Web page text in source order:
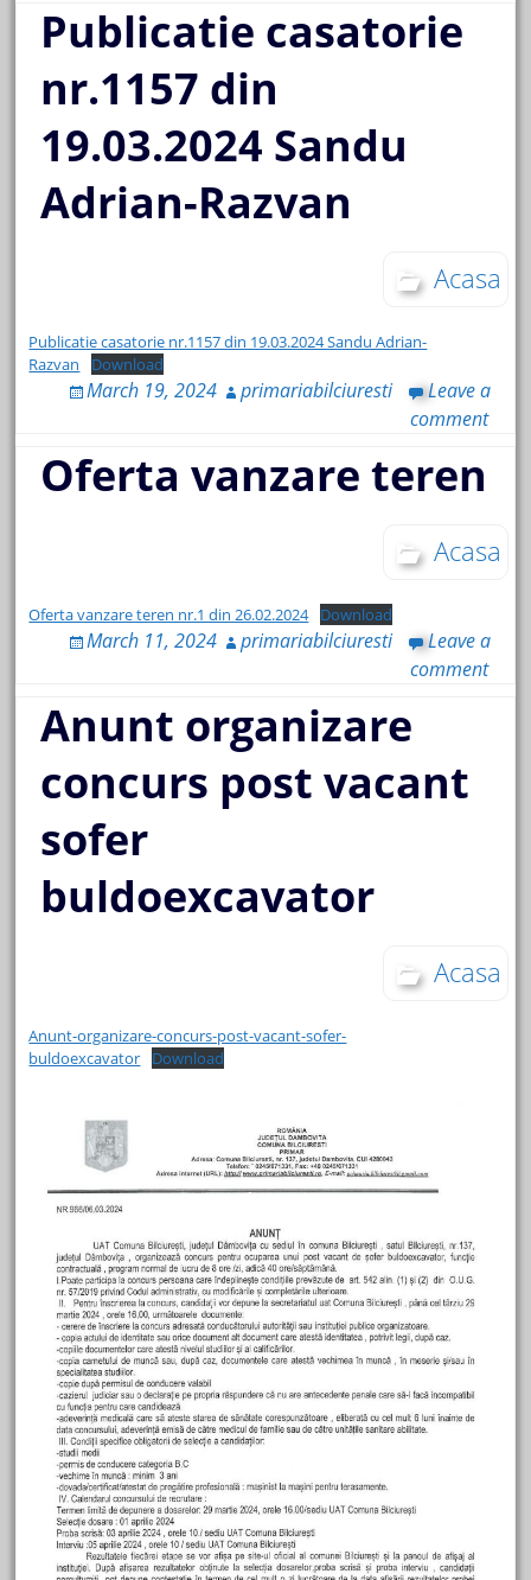
Publicatie casatorie
nr.1157 din
19.03.2024 Sandu
Adrian-Razvan
Acasa
Publicatie casatorie nr.1157 din 19.03.2024 Sandu Adrian-
Razvan
Download
March 19, 2024 primariabilciuresti
Leave a
comment
Oferta vanzare teren
Acasa
Oferta vanzare teren nr.1 din 26.02.2024 Download
March 11, 2024 primariabilciuresti
Leave a
comment
Anunt organizare
concurs post vacant
sofer
buldoexcavator
Acasa
Anunt-organizare-concurs-post-vacant-sofer-
buldoexcavator
Download